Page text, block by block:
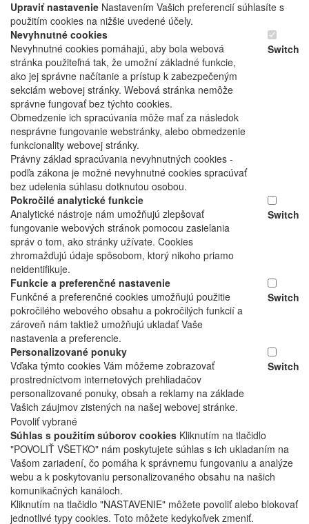
Upraviť nastavenie Nastavením Vašich preferencií súhlasíte s
použitím cookies na nižšie uvedené účely.
Nevyhnutné cookies
Nevyhnutné cookies pomáhajú, aby bola webová
stránka použiteľná tak, že umožní základné funkcie,
ako jej správne načítanie a prístup k zabezpečeným
sekciám webovej stránky. Webová stránka nemôže
správne fungovať bez týchto cookies.
Obmedzenie ich spracúvania môže mať za následok
nesprávne fungovanie webstránky, alebo obmedzenie
funkcionality webovej stránky.
Právny základ spracúvania nevyhnutných cookies -
podľa zákona je možné nevyhnutné cookies spracúvať
bez udelenia súhlasu dotknutou osobou.
Switch
Pokročilé analytické funkcie
Analytické nástroje nám umožňujú zlepšovať
fungovanie webových stránok pomocou zasielania
správ o tom, ako stránky užívate. Cookies
zhromažďujú údaje spôsobom, ktorý nikoho priamo
neidentifikuje.
Switch
Funkcie a preferenčné nastavenie
Funkčné a preferenčné cookies umožňujú použitie
pokročilého webového obsahu a pokročilých funkcií a
zároveň nám taktiež umožňujú ukladať Vaše
nastavenia a preferencie.
Switch
Personalizované ponuky
Vďaka týmto cookies Vám môžeme zobrazovať
prostredníctvom internetových prehliadačov
personalizované ponuky, obsah a reklamy na základe
Vašich záujmov zistených na našej webovej stránke.
Switch
Povoliť vybrané
Súhlas s použitím súborov cookies Kliknutím na tlačidlo
"POVOLIŤ VŠETKO" nám poskytujete súhlas s ich ukladaním na
Vašom zariadení, čo pomáha k správnemu fungovaniu a analýze
webu a k poskytovaniu personalizovaného obsahu na našich
komunikačných kanáloch.
Kliknutím na tlačidlo "NASTAVENIE" môžete povoliť alebo blokovať
jednotlivé typy cookies. Toto môžete kedykoľvek zmeniť.